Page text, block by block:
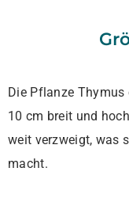
Die Pflanze Thymus
10 cm breit und
weit verzweigt, was
macht.